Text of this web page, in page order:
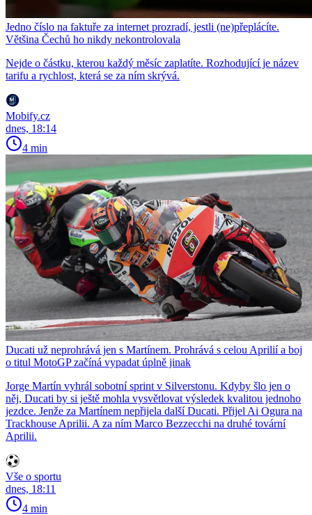
Jedno číslo na faktuře za internet prozradí, jestli (ne)přeplácíte.
Většina Čechů ho nikdy nekontrolovala
Nejde o částku, kterou každý měsíc zaplatíte. Rozhodující je název
tarifu a rychlost, která se za ním skrývá.
Mobify.cz
dnes, 18:14
4 min
Ducati už neprohrává jen s Martínem. Prohrává s celou Aprilií a boj
o titul MotoGP začíná vypadat úplně jinak
Jorge Martín vyhrál sobotní sprint v Silverstonu. Kdyby šlo jen o
něj, Ducati by si ještě mohla vysvětlovat výsledek kvalitou jednoho
jezdce. Jenže za Martínem nepřijela další Ducati. Přijel Ai Ogura na
Trackhouse Aprilii. A za ním Marco Bezzecchi na druhé tovární
Aprilii.
Vše o sportu
dnes, 18:11
4 min